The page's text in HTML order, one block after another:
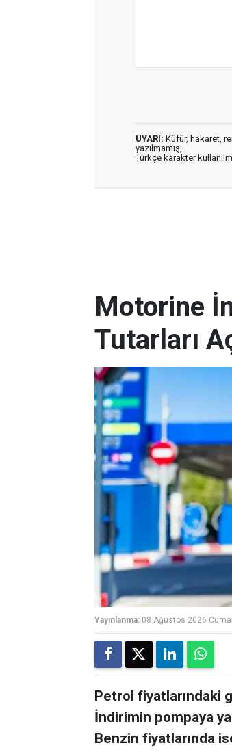
UYARI: Küfür, hakaret,
yazılmamış,
Türkçe karakter
Motorine
Tutarları
Yayınlanma: 08 Ağustos 2026
Petrol fiyatlarındaki
İndirimin pompaya
Benzin fiyatlarında